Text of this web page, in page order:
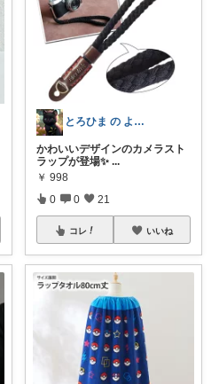
とろひま の よろず屋～お得な商品たち～
かわいいデザインのカメラスト
ラップが登場✨ ...
￥ 998
0 0 21
コレ いいね